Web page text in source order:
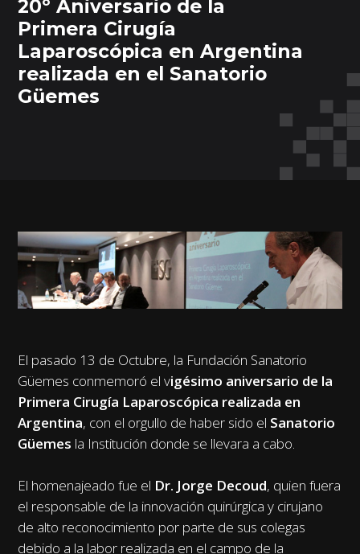
20º Aniversario de la
Primera Cirugía
Laparoscópica en Argentina
realizada en el Sanatorio
Güemes
El pasado 13 de Octubre, la Fundación Sanatorio
Güemes conmemoró el vigésimo aniversario de la
Primera Cirugía Laparoscópica realizada en
Argentina, con el orgullo de haber sido el Sanatorio
Güemes la Institución donde se llevara a cabo.
El homenajeado fue el Dr. Jorge Decoud, quien fuera
el responsable de la innovación quirúrgica y cirujano
de alto reconocimiento por parte de sus colegas
debido a la labor realizada en el campo de la